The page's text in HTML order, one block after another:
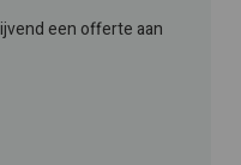
een offerte aan